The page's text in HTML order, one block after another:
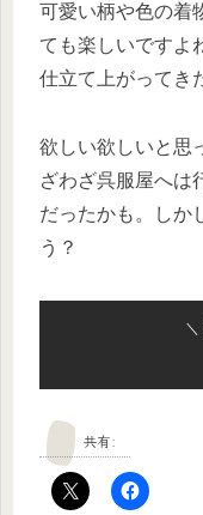
可愛い柄や色の着
ても楽しいですよ
仕立て上がってき
欲しい欲しいと思
ざわざ呉服屋へは
だったかも。しか
う？
＼
共有: